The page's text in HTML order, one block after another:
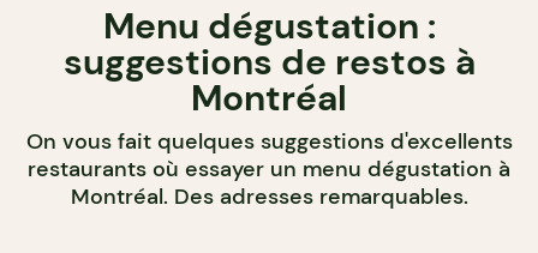
Menu dégustation :
suggestions de restos à
Montréal
On vous fait quelques suggestions d'excellents
restaurants où essayer un menu dégustation à
Montréal. Des adresses remarquables.